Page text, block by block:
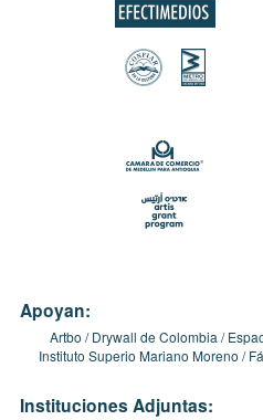
Apoyan:
Artbo Drywall de Colombia
Instituto Superio Mariano Moreno
Instituciones Adjuntas: